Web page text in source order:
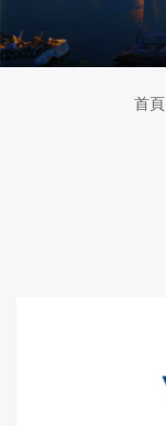
首頁